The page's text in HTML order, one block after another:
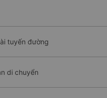
tuyến đường
di chuyển